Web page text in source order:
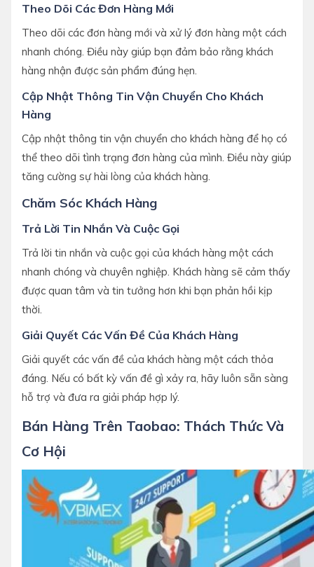
Theo Dõi Các Đơn Hàng Mới
Theo dõi các đơn hàng mới và xử lý đơn hàng một cách
nhanh chóng. Điều này giúp bạn đảm bảo rằng khách
hàng nhận được sản phẩm đúng hẹn.
Cập Nhật Thông Tin Vận Chuyển Cho Khách
Hàng
Cập nhật thông tin vận chuyển cho khách hàng để họ có
thể theo dõi tình trạng đơn hàng của mình. Điều này giúp
tăng cường sự hài lòng của khách hàng.
Chăm Sóc Khách Hàng
Trả Lời Tin Nhắn Và Cuộc Gọi
Trả lời tin nhắn và cuộc gọi của khách hàng một cách
nhanh chóng và chuyên nghiệp. Khách hàng sẽ cảm thấy
được quan tâm và tin tưởng hơn khi bạn phản hồi kịp
thời.
Giải Quyết Các Vấn Đề Của Khách Hàng
Giải quyết các vấn đề của khách hàng một cách thỏa
đáng. Nếu có bất kỳ vấn đề gì xảy ra, hãy luôn sẵn sàng
hỗ trợ và đưa ra giải pháp hợp lý.
Bán Hàng Trên Taobao: Thách Thức Và
Cơ Hội